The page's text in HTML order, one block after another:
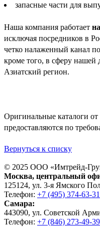
запасные части для
Наша компания работает
исключая посредников в
четко налаженный канал
кроме того, в сферу нашей
Азиатский регион.
Оригинальные каталоги
предоставляются по
Вернуться к списку
© 2025 ООО «Имтрейд-
Москва, центральный
125124, ул. 3-я Ямского
Телефон: +7 (495) 374-63-31
Самара:
443090, ул. Советской
Телефон: +7 (846) 273-49-39